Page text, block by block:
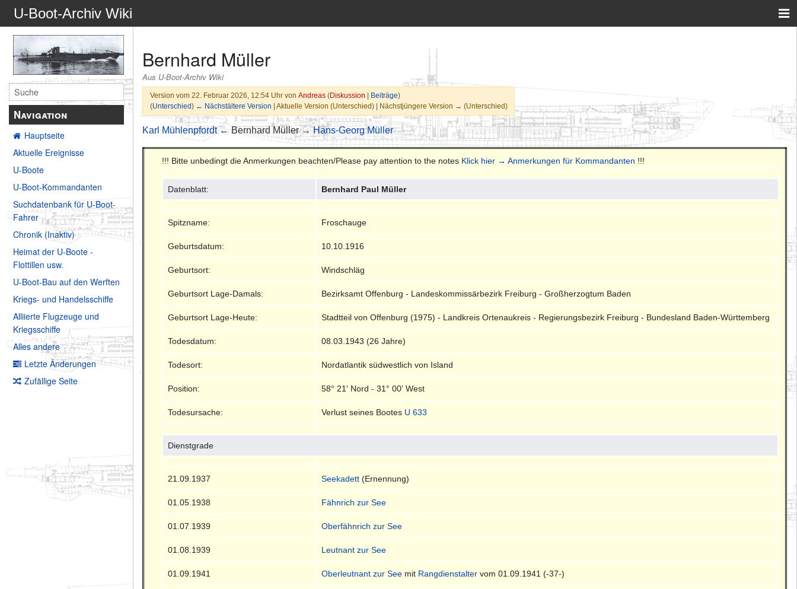
U-Boot-Archiv Wiki
Navigation
Hauptseite
Aktuelle Ereignisse
U-Boote
U-Boot-Kommandanten
Suchdatenbank für U-Boot-
Fahrer
Chronik (Inaktiv)
Heimat der U-Boote -
Flottillen usw.
U-Boot-Bau auf den Werften
Kriegs- und Handelsschiffe
Alliierte Flugzeuge und
Kriegsschiffe
Alles andere
Letzte Änderungen
Zufällige Seite
Bernhard Müller
Aus U-Boot-Archiv Wiki
Version vom 22. Februar 2026, 12:54 Uhr von Andreas (Diskussion Beiträge)
(Unterschied) ← Nächstältere Version | Aktuelle Version (Unterschied) | Nächstjüngere Version → (Unterschied)
Karl Mühlenpfordt← Bernhard Müller →Hans-Georg Müller
!!! Bitte unbedingt die Anmerkungen beachten/Please pay attention to the notes Klick hier → Anmerkungen für Kommandanten !!!
Datenblatt: Bernhard Paul Müller
Spitzname: Froschauge
Geburtsdatum: 10.10.1916
Geburtsort: Windschläg
Geburtsort Lage-Damals: Bezirksamt Offenburg - Landeskommissärbezirk Freiburg - Großherzogtum Baden
Geburtsort Lage-Heute: Stadtteil von Offenburg (1975) - Landkreis Ortenaukreis - Regierungsbezirk Freiburg - Bundesland Baden-Württemberg
Todesdatum: 08.03.1943 (26 Jahre)
Todesort: Nordatlantik südwestlich von Island
Position: 58° 21' Nord - 31° 00' West
Todesursache: Verlust seines Bootes U 633
Dienstgrade
21.09.1937 Seekadett (Ernennung)
01.05.1938 Fähnrich zur See
01.07.1939 Oberfähnrich zur See
01.08.1939 Leutnant zur See
01.09.1941 Oberleutnant zur See mit Rangdienstalter vom 01.09.1941 (-37-)